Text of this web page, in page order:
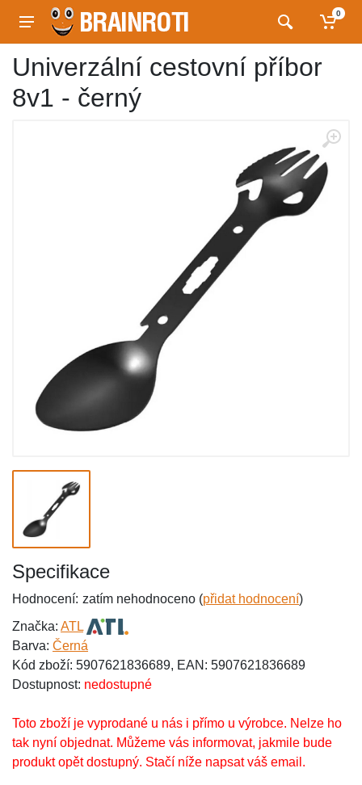
0
Univerzální cestovní příbor
8v1 - černý
Specifikace
Hodnocení: zatím nehodnoceno (přidat hodnocení)
Značka: ATL
Barva: Černá
Kód zboží: 5907621836689, EAN: 5907621836689
Dostupnost: nedostupné
Toto zboží je vyprodané u nás i přímo u výrobce. Nelze ho
tak nyní objednat. Můžeme vás informovat, jakmile bude
produkt opět dostupný. Stačí níže napsat váš email.